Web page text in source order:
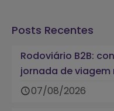
Posts Recentes
Rodoviário B2B:
jornada de
07/08/2026